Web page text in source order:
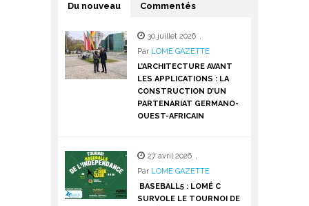
Du nouveau Commentés
30 juillet 2026 ,
Par LOME GAZETTE
L’ARCHITECTURE AVANT
LES APPLICATIONS : LA
CONSTRUCTION D’UN
PARTENARIAT GERMANO-
OUEST-AFRICAIN
27 avril 2026 ,
Par LOME GAZETTE
BASEBALL5 : LOMÉ C
SURVOLE LE TOURNOI DE